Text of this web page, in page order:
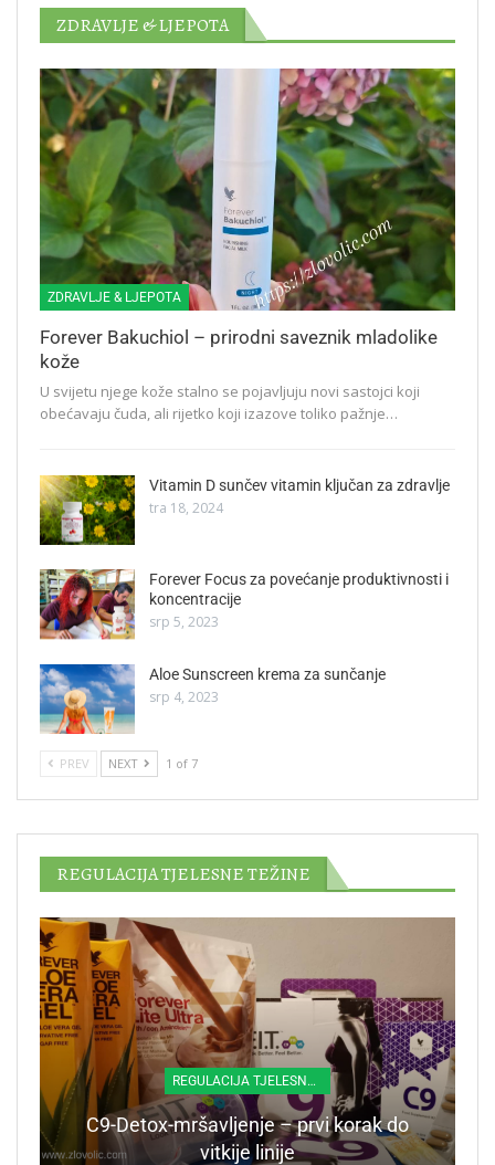
ZDRAVLJE & LJEPOTA
ZDRAVLJE & LJEPOTA
Forever Bakuchiol – prirodni saveznik mladolike
kože
U svijetu njege kože stalno se pojavljuju novi sastojci koji
obećavaju čuda, ali rijetko koji izazove toliko pažnje…
Vitamin D sunčev vitamin ključan za zdravlje
tra 18, 2024
Forever Focus za povećanje produktivnosti i
koncentracije
srp 5, 2023
Aloe Sunscreen krema za sunčanje
srp 4, 2023
PREV NEXT 1 of 7
REGULACIJA TJELESNE TEŽINE
REGULACIJA TJELESNE TEŽINE
C9-Detox-mršavljenje – prvi korak do
vitkije linije